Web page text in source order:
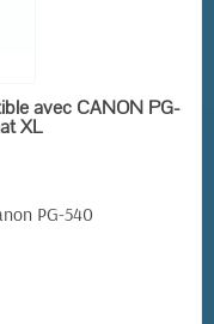
avec CANON PG-
XL
PG-540